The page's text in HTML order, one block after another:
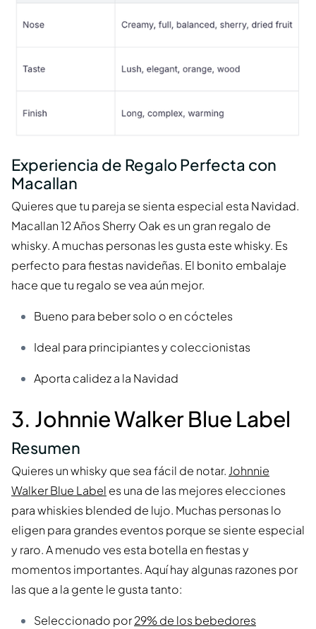
Experiencia de Regalo Perfecta con
Macallan
Quieres que tu pareja se sienta especial esta Navidad.
Macallan 12 Años Sherry Oak es un gran regalo de
whisky. A muchas personas les gusta este whisky. Es
perfecto para fiestas navideñas. El bonito embalaje
hace que tu regalo se vea aún mejor.
Bueno para beber solo o en cócteles
Ideal para principiantes y coleccionistas
Aporta calidez a la Navidad
3. Johnnie Walker Blue Label
Resumen
Quieres un whisky que sea fácil de notar. Johnnie
Walker Blue Label es una de las mejores elecciones
para whiskies blended de lujo. Muchas personas lo
eligen para grandes eventos porque se siente especial
y raro. A menudo ves esta botella en fiestas y
momentos importantes. Aquí hay algunas razones por
las que a la gente le gusta tanto:
Seleccionado por29% de los bebedores